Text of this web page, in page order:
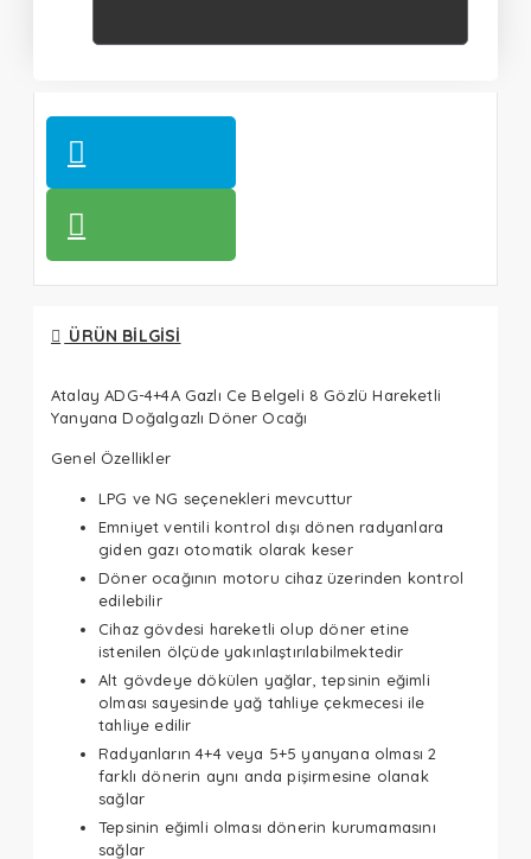
ÜRÜN BILGISI
Atalay ADG-4+4A Gazlı Ce Belgeli 8 Gözlü Hareketli
Yanyana Doğalgazlı Döner Ocağı
Genel Özellikler
LPG ve NG seçenekleri mevcuttur
Emniyet ventili kontrol dışı dönen radyanlara
giden gazı otomatik olarak keser
Döner ocağının motoru cihaz üzerinden kontrol
edilebilir
Cihaz gövdesi hareketli olup döner etine
istenilen ölçüde yakınlaştırılabilmektedir
Alt gövdeye dökülen yağlar, tepsinin eğimli
olması sayesinde yağ tahliye çekmecesi ile
tahliye edilir
Radyanların 4+4 veya 5+5 yanyana olması 2
farklı dönerin aynı anda pişirmesine olanak
sağlar
Tepsinin eğimli olması dönerin kurumamasını
sağlar